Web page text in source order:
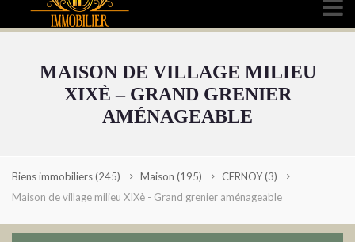
MAISON DE VILLAGE MILIEU
XIXÈ – GRAND GRENIER
AMÉNAGEABLE
Biens immobiliers(245) Maison (195) CERNOY(3)
Maison de village milieu XIXè - Grand grenier aménageable